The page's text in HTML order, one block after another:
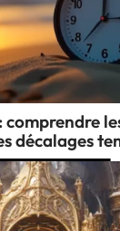
comprendre
décalages